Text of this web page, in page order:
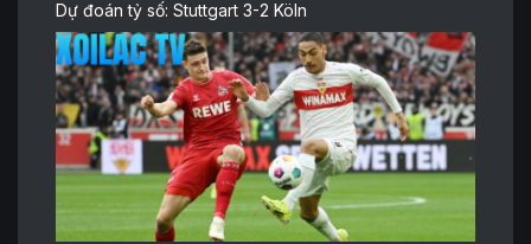
Dự đoán tỷ số: Stuttgart 3-2 Köln